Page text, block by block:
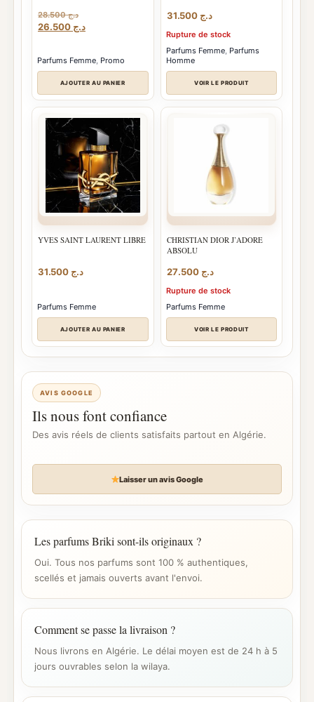
د.ج28.500
Le
était :
د.ج 28.500.
د.جLe
est :
د.ج 26.500.
Parfums Femme, Promo
AJOUTER AU PANIER
د.ج 31.500
Rupture de stock
Parfums Femme, Parfums
Homme
VOIR LE PRODUIT
YVES SAINT LAURENT LIBRE
د.ج
Parfums Femme
AJOUTER AU PANIER
CHRISTIAN DIOR J’ADORE
ABSOLU
د.ج 27.500
Rupture de stock
Parfums Femme
VOIR LE PRODUIT
AVIS GOOGLE
Ils nous font confiance
Des avis réels de clients satisfaits partout en Algérie.
Laisser un avis Google
Les parfums Briki sont-ils originaux ?
Oui. Tous nos parfums sont 100 % authentiques,
scellés et jamais ouverts avant l'envoi.
Comment se passe la livraison ?
Nous livrons en Algérie. Le délai moyen est de 24 h à 5
jours ouvrables selon la wilaya.